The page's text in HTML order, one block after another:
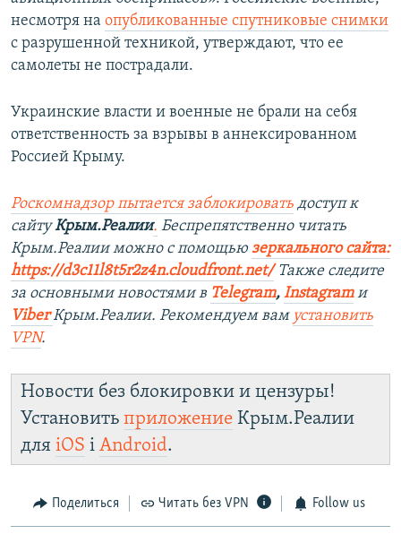
несмотря на опубликованные спутниковые снимки
с разрушенной техникой, утверждают, что ее
самолеты не пострадали.
Украинские власти и военные не брали на себя
ответственность за взрывы в аннексированном
Россией Крыму.
Роскомнадзор пытается заблокировать доступ к
сайтуКрым.Реалии. Беспрепятственно читать
Крым.Реалии можно с помощью зеркального сайта:
https://d3c11l8t5r2z4n.cloudfront.net/Также следите
за основными новостями в Telegram, Instagramи
ViberКрым.Реалии. Рекомендуем вам установить
VPN.
Новости без блокировки и цензуры!
Установить приложение Крым.Реалии
для iOS і Android.
Поделиться Читать без VPN Follow us